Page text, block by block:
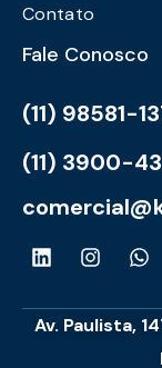
Contato
Fale Conosco
(11) 98581-
(11) 3900-
Av. Paulista,